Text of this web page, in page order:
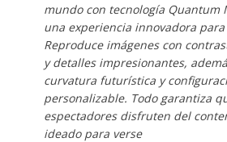
mundo con tecnología Quantum
una experiencia innovadora
Reproduce imágenes con
y detalles impresionantes,
curvatura futurística y
personalizable. Todo garantiza
espectadores disfruten del
ideado para verse